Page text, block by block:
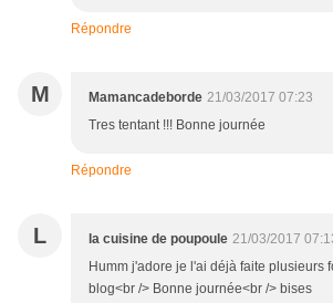
Répondre
M Mamancadeborde 21/03/2017 07:23
Tres tentant !!! Bonne journée
Répondre
L la cuisine de poupoule 21/03/2017
Humm j'adore je l'ai déjà faite plusieurs
blog<br /> Bonne journée<br /> bises